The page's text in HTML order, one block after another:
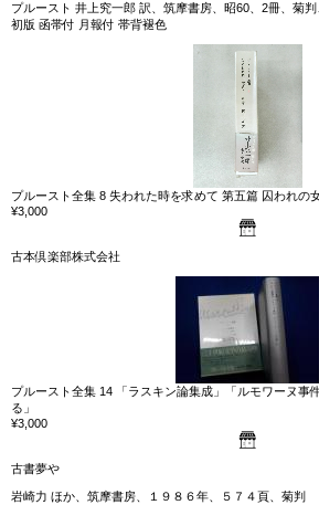
プルースト 井上究一郎 訳、筑摩書房、昭60、2冊、菊
初版 函帯付 月報付 帯背褪色
プルースト全集 8 失われた時を求めて 第五篇 囚われの
¥3,000
古本倶楽部株式会社
プルースト全集 14 「ラスキン論集成」「ルモワーヌ事
る」
¥3,000
古書夢や
岩崎力 ほか、筑摩書房、１９８６年、５７４頁、菊判